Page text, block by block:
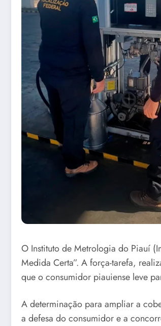
O Instituto de Metrologia do Piauí
Medida Certa”. A força-tarefa,
que o consumidor piauiense leve
A determinação para ampliar a
a defesa do consumidor e a